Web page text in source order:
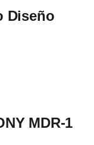
Diseño
MDR-1